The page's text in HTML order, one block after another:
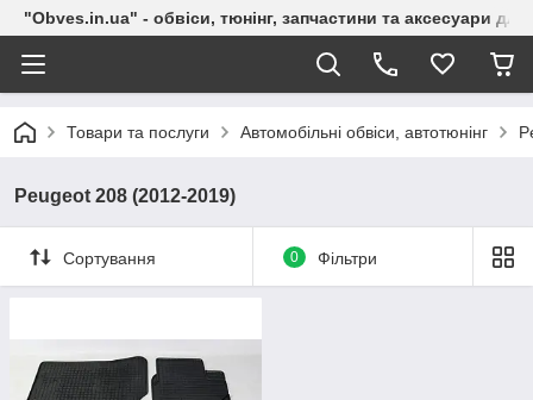
"Obves.in.ua" - обвіси, тюнінг, запчастини та аксесуари
Товари та послуги Автомобільні обвіси, автотюнінг
Peugeot 208 (2012-2019)
Сортування 0 Фільтри